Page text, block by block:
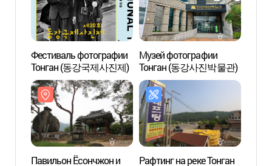
Фестиваль фотографии
Тонган (동강국제사진제)
Музей фотографии
Тонган (동강사진박물관)
Павильон Ёсончжон и
Рафтинг на реке Тонган